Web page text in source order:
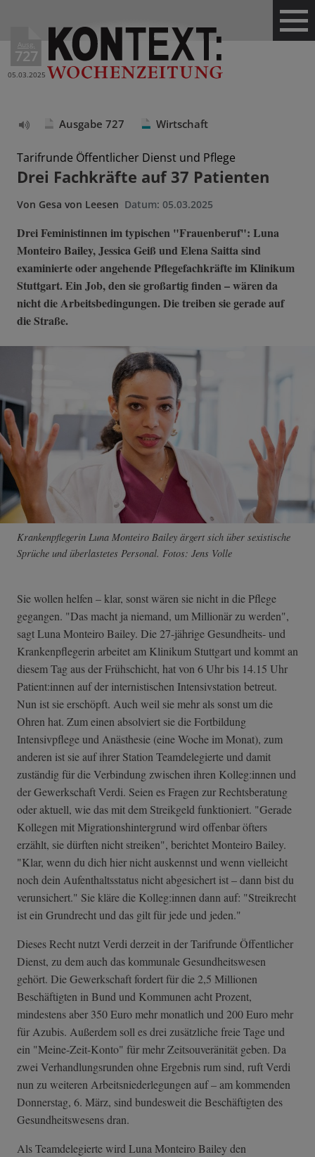
Ausg.
727
05.03.2025
vorlesen
Ausgabe 727 Wirtschaft
Tarifrunde Öffentlicher Dienst und Pflege
Drei Fachkräfte auf 37 Patienten
Von Gesa von Leesen Datum: 05.03.2025
Drei Feministinnen im typischen "Frauenberuf": Luna
Monteiro Bailey, Jessica Geiß und Elena Saitta sind
examinierte oder angehende Pflegefachkräfte im Klinikum
Stuttgart. Ein Job, den sie großartig finden – wären da
nicht die Arbeitsbedingungen. Die treiben sie gerade auf
die Straße.
Krankenpflegerin Luna Monteiro Bailey ärgert sich über sexistische
Sprüche und überlastetes Personal. Fotos: Jens Volle
Sie wollen helfen – klar, sonst wären sie nicht in die Pflege
gegangen. "Das macht ja niemand, um Millionär zu werden",
sagt Luna Monteiro Bailey. Die 27-jährige Gesundheits- und
Krankenpflegerin arbeitet am Klinikum Stuttgart und kommt an
diesem Tag aus der Frühschicht, hat von 6 Uhr bis 14.15 Uhr
Patient:innen auf der internistischen Intensivstation betreut.
Nun ist sie erschöpft. Auch weil sie mehr als sonst um die
Ohren hat. Zum einen absolviert sie die Fortbildung
Intensivpflege und Anästhesie (eine Woche im Monat), zum
anderen ist sie auf ihrer Station Teamdelegierte und damit
zuständig für die Verbindung zwischen ihren Kolleg:innen und
der Gewerkschaft Verdi. Seien es Fragen zur Rechtsberatung
oder aktuell, wie das mit dem Streikgeld funktioniert. "Gerade
Kollegen mit Migrationshintergrund wird offenbar öfters
erzählt, sie dürften nicht streiken", berichtet Monteiro Bailey.
"Klar, wenn du dich hier nicht auskennst und wenn vielleicht
noch dein Aufenthaltsstatus nicht abgesichert ist – dann bist du
verunsichert." Sie kläre die Kolleg:innen dann auf: "Streikrecht
ist ein Grundrecht und das gilt für jede und jeden."
Dieses Recht nutzt Verdi derzeit in der Tarifrunde Öffentlicher
Dienst, zu dem auch das kommunale Gesundheitswesen
gehört. Die Gewerkschaft fordert für die 2,5 Millionen
Beschäftigten in Bund und Kommunen acht Prozent,
mindestens aber 350 Euro mehr monatlich und 200 Euro mehr
für Azubis. Außerdem soll es drei zusätzliche freie Tage und
ein "Meine-Zeit-Konto" für mehr Zeitsouveränität geben. Da
zwei Verhandlungsrunden ohne Ergebnis rum sind, ruft Verdi
nun zu weiteren Arbeitsniederlegungen auf – am kommenden
Donnerstag, 6. März, sind bundesweit die Beschäftigten des
Gesundheitswesens dran.
Als Teamdelegierte wird Luna Monteiro Bailey den